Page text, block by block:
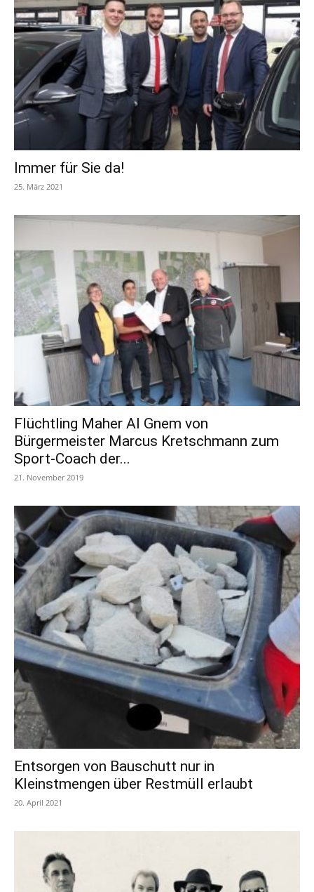
Immer für Sie da!
25. März 2021
Flüchtling Maher Al Gnem von
Bürgermeister Marcus Kretschmann zum
Sport-Coach der...
21. November 2019
Entsorgen von Bauschutt nur in
Kleinstmengen über Restmüll erlaubt
20. April 2021